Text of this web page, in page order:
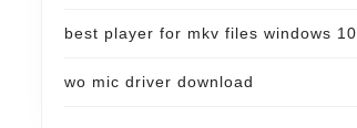
best player for mkv files windows 10
wo mic driver download